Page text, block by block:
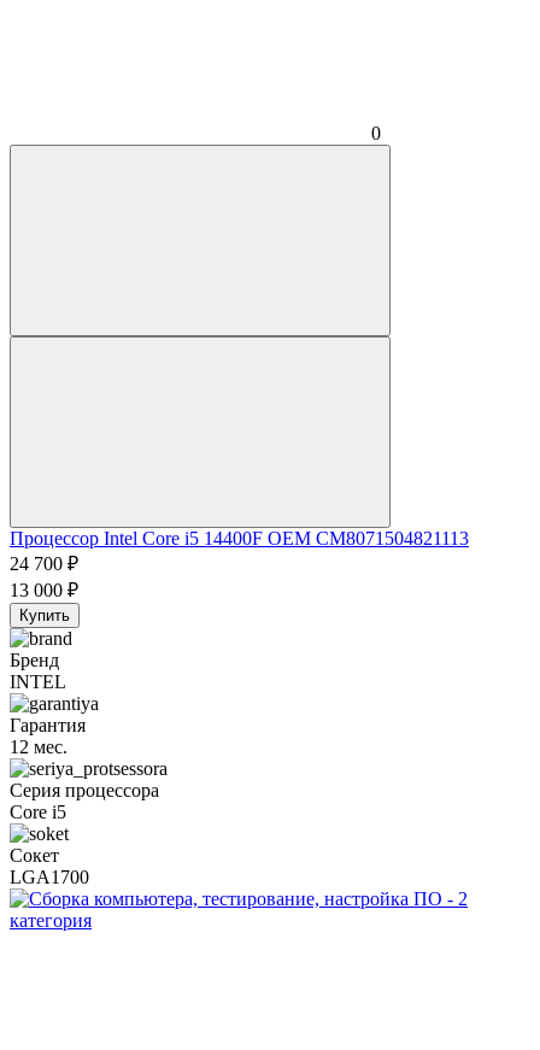
0
Процессор Intel Core i5 14400F OEM CM8071504821113
24 700 ₽
13 000 ₽
Купить
Бренд
INTEL
Гарантия
12 мес.
Серия процессора
Core i5
Сокет
LGA1700